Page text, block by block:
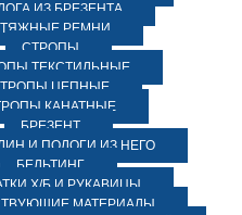
ИЗ БРЕЗЕНТА
РЕМНИ
СТРОПЫ
ТЕКСТИЛЬНЫЕ
ЦЕПНЫЕ
КАНАТНЫЕ
БРЕЗЕНТ
И ПОЛОГИ ИЗ НЕГО
БЕЛЬТИНГ
Х/Б И РУКАВИЦЫ
МАТЕРИАЛЫ